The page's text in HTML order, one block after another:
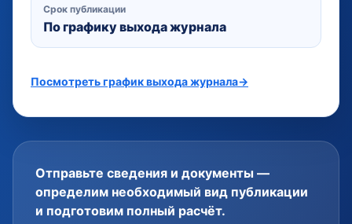
Срок публикации
По графику выхода журнала
Посмотреть график выхода журнала→
Отправьте сведения и документы —
определим необходимый вид публикации
и подготовим полный расчёт.